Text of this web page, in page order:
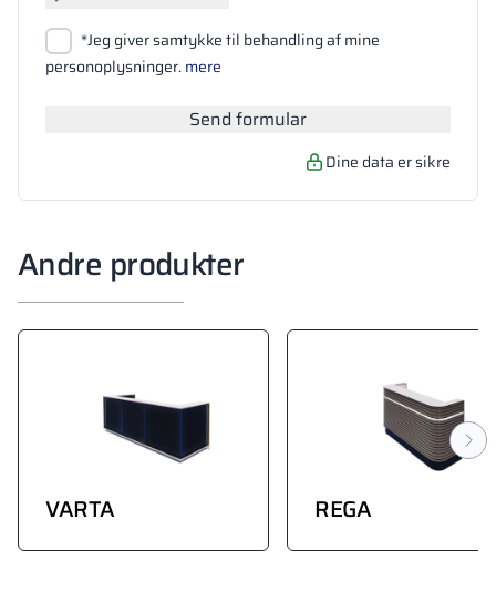
Vedhæft filer
Søg
*Jeg giver samtykke til behandling af mine
personoplysninger.mere
Send formular
Dine data er sikre
Andre produkter
VARTA REGA